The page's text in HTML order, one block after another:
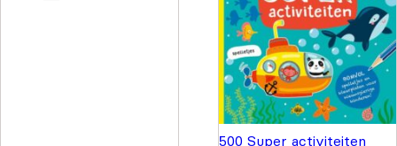
500 Super activiteiten